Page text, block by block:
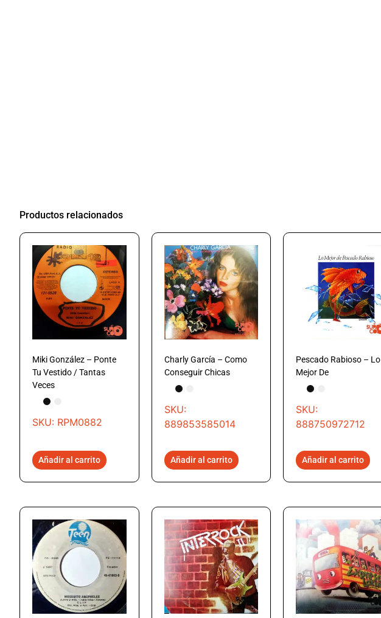
Productos relacionados
Miki González – Ponte
Tu Vestido / Tantas
Veces
SKU: RPM0882
Añadir al carrito
Charly García – Como
Conseguir Chicas
SKU:
889853585014
Añadir al carrito
Pescado Rabioso – Lo
Mejor De
SKU:
888750972712
Añadir al carrito